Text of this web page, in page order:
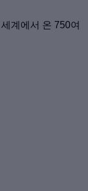
계에서 온 750여